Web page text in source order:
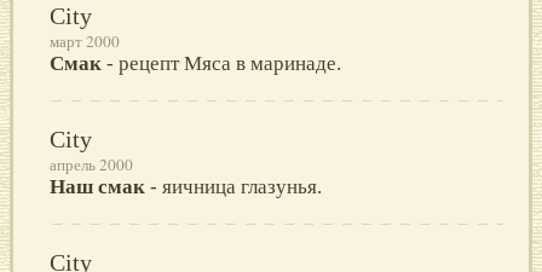
City
март 2000
Смак - рецепт Мяса в маринаде.
City
апрель 2000
Наш смак - яичница глазунья.
City